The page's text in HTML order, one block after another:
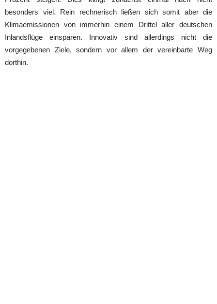
besonders viel. Rein rechnerisch ließen sich somit aber die
Klimaemissionen von immerhin einem Drittel aller deutschen
Inlandsflüge einsparen. Innovativ sind allerdings nicht die
vorgegebenen Ziele, sondern vor allem der vereinbarte Weg
dorthin.